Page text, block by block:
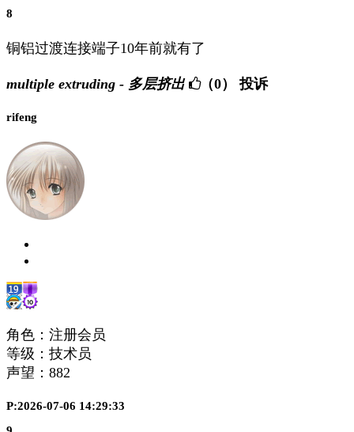
8
铜铝过渡连接端子10年前就有了
multiple extruding - 多层挤出 （0） 投诉
rifeng
角色：注册会员
等级：技术员
声望： 882
P:2026-07-06 14:29:33